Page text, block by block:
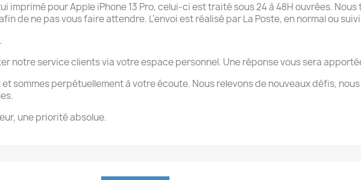
imprimé pour Apple iPhone 13 Pro, celui-ci est traité sous 24 à 48H ouvrées. Nous
de ne pas vous faire attendre. L'envoi est réalisé par La Poste, en normal ou
notre service clients via votre espace personnel. Une réponse vous sera
sommes perpétuellement à votre écoute. Nous relevons de nouveaux défis,
une priorité absolue.